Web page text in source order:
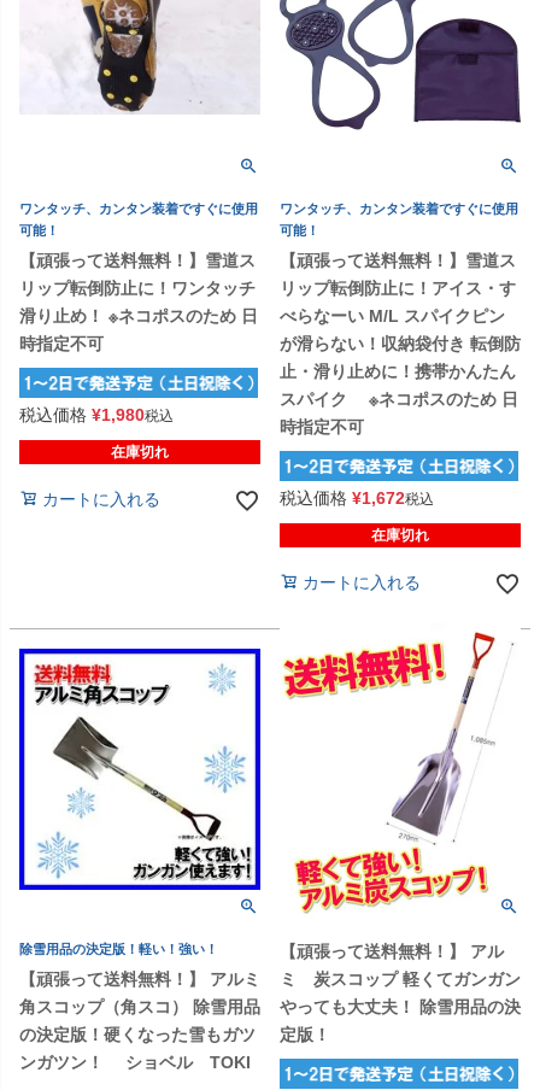
ワンタッチ、カンタン装着ですぐに使用
可能！
【頑張って送料無料！】雪道ス
リップ転倒防止に！ワンタッチ
滑り止め！ ※ネコポスのため 日
時指定不可
税込価格 ¥1,980税込
在庫切れ
カートに入れる
ワンタッチ、カンタン装着ですぐに使用
可能！
【頑張って送料無料！】雪道ス
リップ転倒防止に！アイス・す
べらなーい M/L スパイクピン
が滑らない！収納袋付き 転倒防
止・滑り止めに！携帯かんたん
スパイク ※ネコポスのため 日
時指定不可
税込価格 ¥1,672税込
在庫切れ
カートに入れる
除雪用品の決定版！軽い！強い！
【頑張って送料無料！】 アルミ
角スコップ（角スコ） 除雪用品
の決定版！硬くなった雪もガツ
ンガツン！ ショベル TOKI
【頑張って送料無料！】 アル
ミ 炭スコップ 軽くてガンガン
やっても大丈夫！ 除雪用品の決
定版！